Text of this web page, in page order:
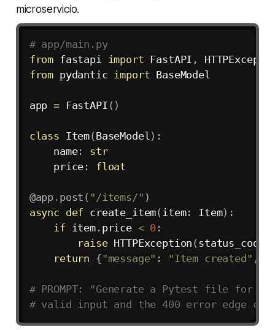
microservicio.
# app/main.py
from fastapi import FastAPI ,
from pydantic import BaseModel
app = FastAPI ( )
class Item( BaseModel ) :
    name
:
str
    price
: float
@app . post ( "/items/" )
async def create_item( item: Item) :
if item. price < 0 :
raise HTTPException ( status_code
return {"message" : "Item created" ,
# PROMPT: "Generate a Pytest file for
# valid input and the 400 error edge